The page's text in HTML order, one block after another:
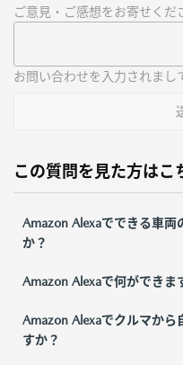
ご意見・ご感想をお寄せくだ
お問い合わせを入力されまし
この質問を見た方はこ
Amazon Alexaでできる車
か？
Amazon Alexaで何ができま
Amazon Alexaでクルマか
すか？